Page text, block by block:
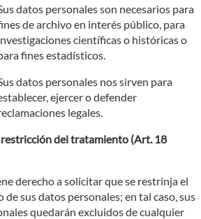
datos personales son necesarios para
de archivo en interés público, para
científicas o históricas o
fines estadísticos.
datos personales nos sirven para
ejercer o defender
legales.
restricción del tratamiento (Art. 18
derecho a solicitar que se restrinja el
sus datos personales; en tal caso, sus
quedarán excluidos de cualquier